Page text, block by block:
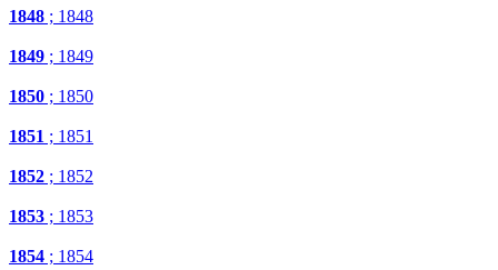
1848 ; 1848
1849 ; 1849
1850 ; 1850
1851 ; 1851
1852 ; 1852
1853 ; 1853
1854 ; 1854